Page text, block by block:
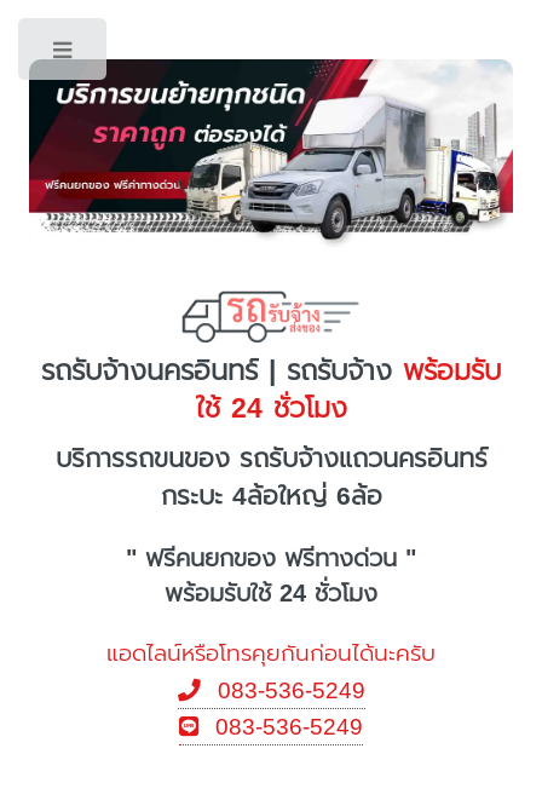
รถรับจ้างนครอินทร์ | รถรับจ้าง พร้อมรับ
ใช้ 24 ชั่วโมง
บริการรถขนของ รถรับจ้างแถวนครอินทร์
กระบะ 4ล้อใหญ่ 6ล้อ
" ฟรีคนยกของ ฟรีทางด่วน "
พร้อมรับใช้ 24 ชั่วโมง
แอดไลน์หรือโทรคุยกันก่อนได้นะครับ
083-536-5249
083-536-5249
Toggle